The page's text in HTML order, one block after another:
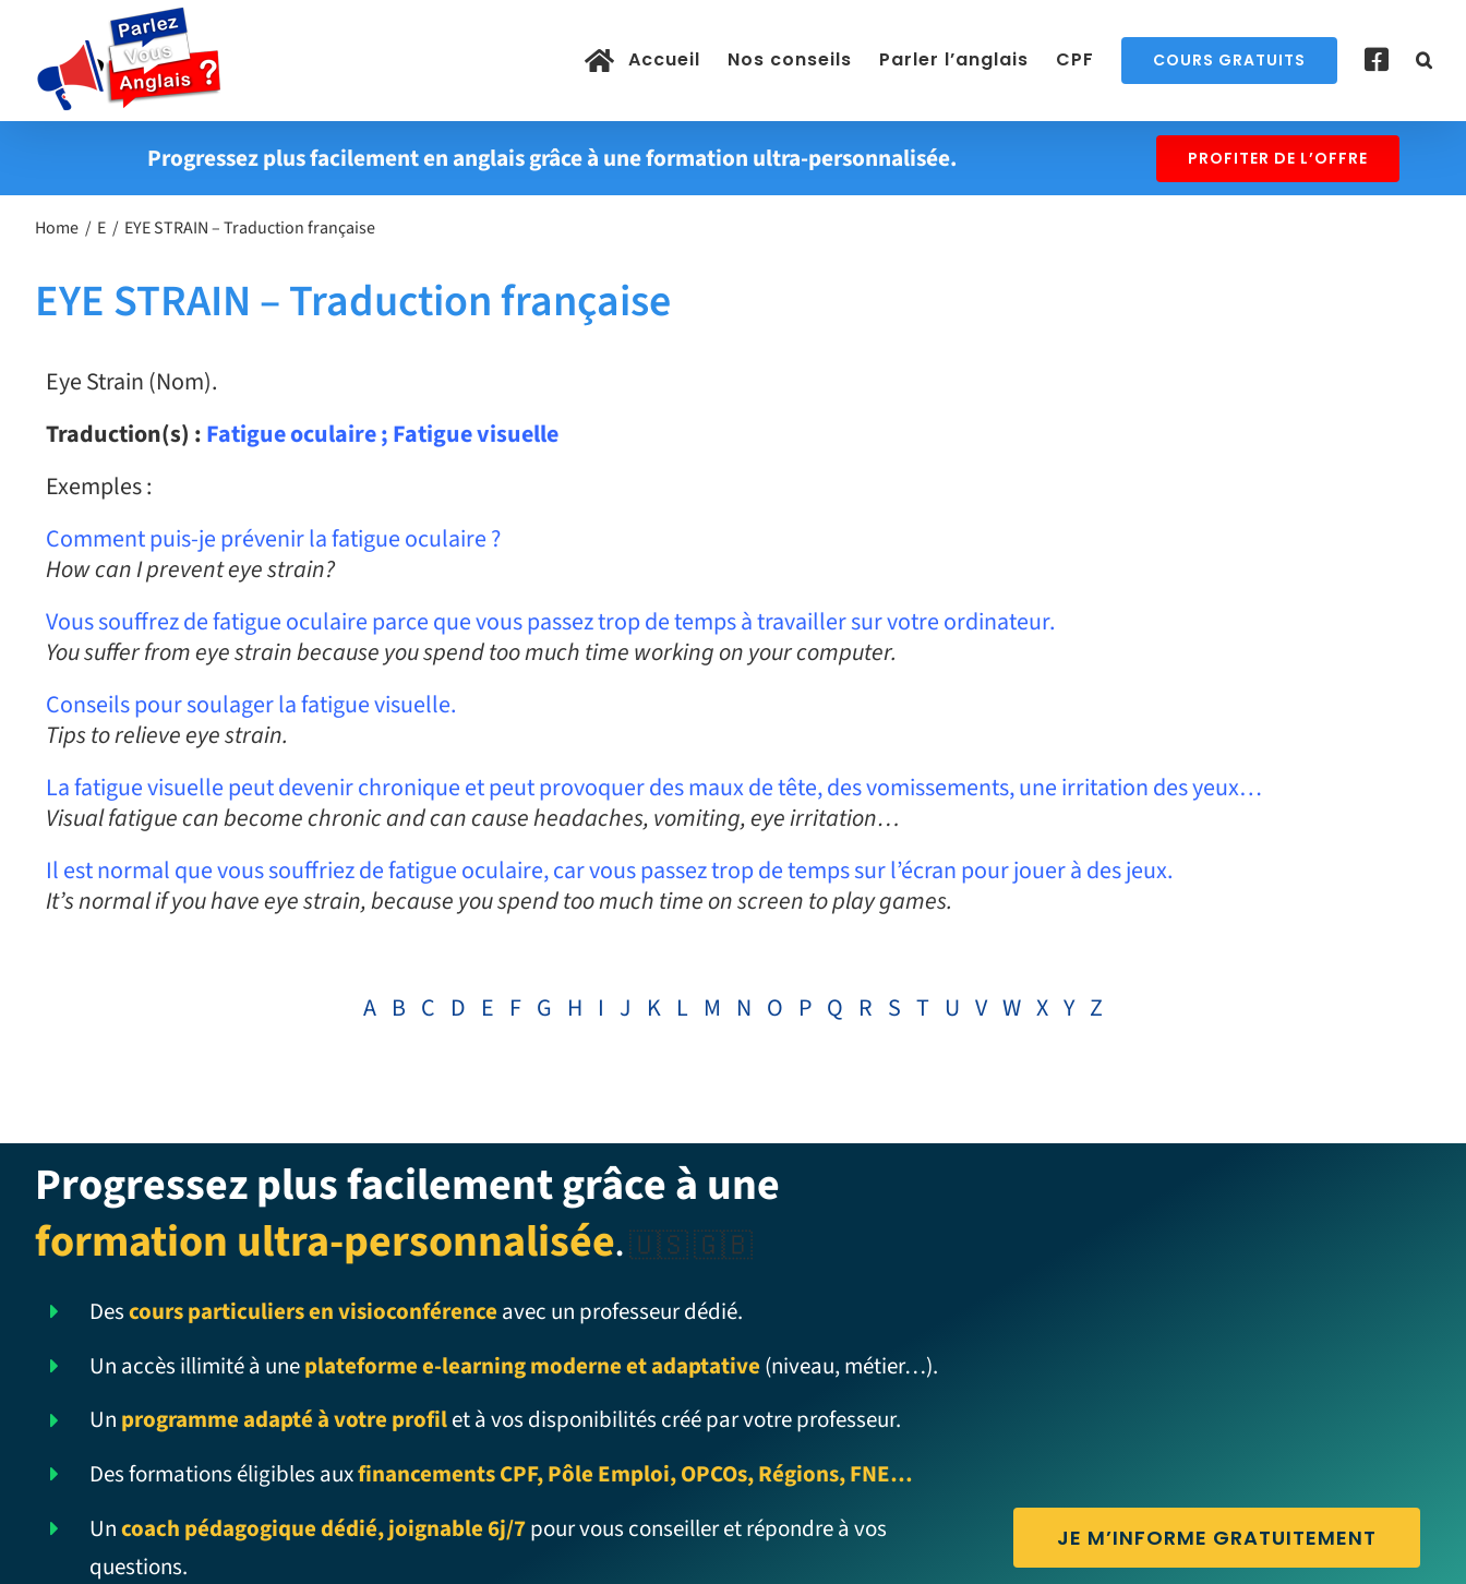
contenu
Accueil Nos conseils Parler l’anglais CPF COURS GRATUITS
Progressez plus facilement en anglais grâce à une formation ultra-personnalisée. PROFITER DE L’OFFRE
Home E EYE STRAIN – Traduction française
EYE STRAIN – Traduction française
Eye Strain (Nom).
Traduction(s) :Fatigue oculaire ; Fatigue visuelle
Exemples :
Comment puis-je prévenir la fatigue oculaire ?
How can I prevent eye strain?
Vous souffrez de fatigue oculaire parce que vous passez trop de temps à travailler sur votre ordinateur.
You suffer from eye strain because you spend too much time working on your computer.
Conseils pour soulager la fatigue visuelle.
Tips to relieve eye strain.
La fatigue visuelle peut devenir chronique et peut provoquer des maux de tête, des vomissements, une irritation des yeux…
Visual fatigue can become chronic and can cause headaches, vomiting, eye irritation…
Il est normal que vous souffriez de fatigue oculaire, car vous passez trop de temps sur l’écran pour jouer à des jeux.
It’s normal if you have eye strain, because you spend too much time on screen to play games.
A B C D E F G H I J K L M N O P Q R S T U V W X Y Z
Progressez plus facilement grâce à une
formation ultra-personnalisée.🇺🇸 🇬🇧
Descours particuliers en visioconférence avec un professeur dédié.
Un accès illimité à uneplateforme e-learning moderne et adaptative (niveau, métier…).
Un programme adapté à votre profilet à vos disponibilités créé par votre professeur.
Des formations éligibles auxfinancements CPF, Pôle Emploi, OPCOs, Régions, FNE…
Uncoach pédagogique dédié, joignable 6j/7pour vous conseiller et répondre à vos
questions.
JE M’INFORME GRATUITEMENT